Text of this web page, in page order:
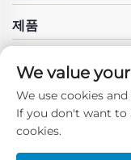
제품
We value
We use cookies
If you don't want to
cookies.